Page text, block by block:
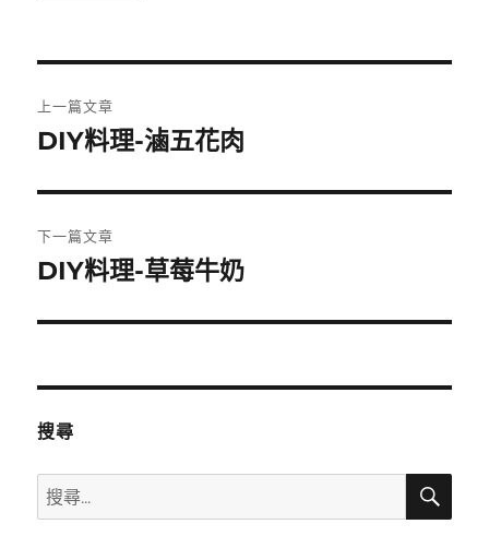
章
覽
上一篇文章
上
篇
文
章:
DIY料理-滷五花肉
下一篇文章
下
篇
章:
DIY料理-草莓牛奶
搜尋
搜
尋
搜